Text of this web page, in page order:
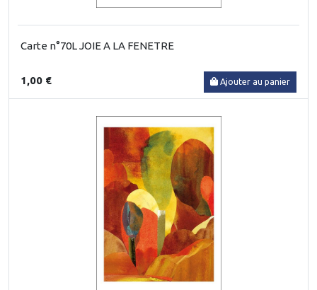
Carte n°70L JOIE A LA FENETRE
1,00 € Ajouter au panier